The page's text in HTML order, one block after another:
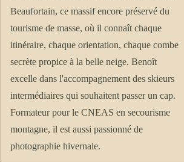
Beaufortain, ce massif encore préservé du
tourisme de masse, où il connaît chaque
itinéraire, chaque orientation, chaque combe
secrète propice à la belle neige. Benoît
excelle dans l'accompagnement des skieurs
intermédiaires qui souhaitent passer un cap.
Formateur pour le CNEAS en secourisme
montagne, il est aussi passionné de
photographie hivernale.